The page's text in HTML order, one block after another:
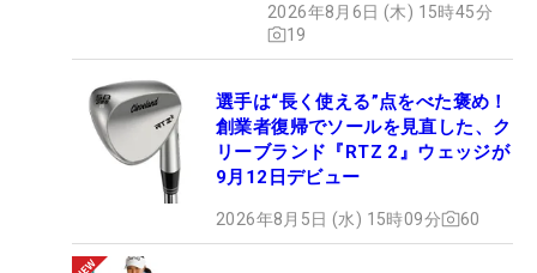
2026年8月6日 (木) 15時45分
19
選手は“長く使える”点をべた褒め！
創業者復帰でソールを見直した、ク
リーブランド『RTZ 2』ウェッジが
9月12日デビュー
2026年8月5日 (水) 15時09分 60